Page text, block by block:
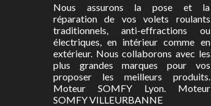
Nous assurons la pose et la
réparation de vos volets roulants
traditionnels, anti-effractions ou
électriques, en intérieur comme en
extérieur. Nous collaborons avec les
plus grandes marques pour vos
proposer les meilleurs produits.
Moteur SOMFY Lyon. Moteur
SOMFY VILLEURBANNE